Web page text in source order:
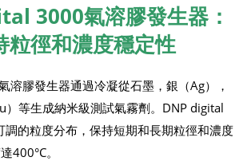
3000氣溶膠發生器：
粒徑和濃度穩定性
溶膠發生器通過冷凝從石墨，銀（Ag），
）等生成納米級測試氣霧劑。DNP digital
的粒度分布，保持短期和長期粒徑和濃度
400°C。